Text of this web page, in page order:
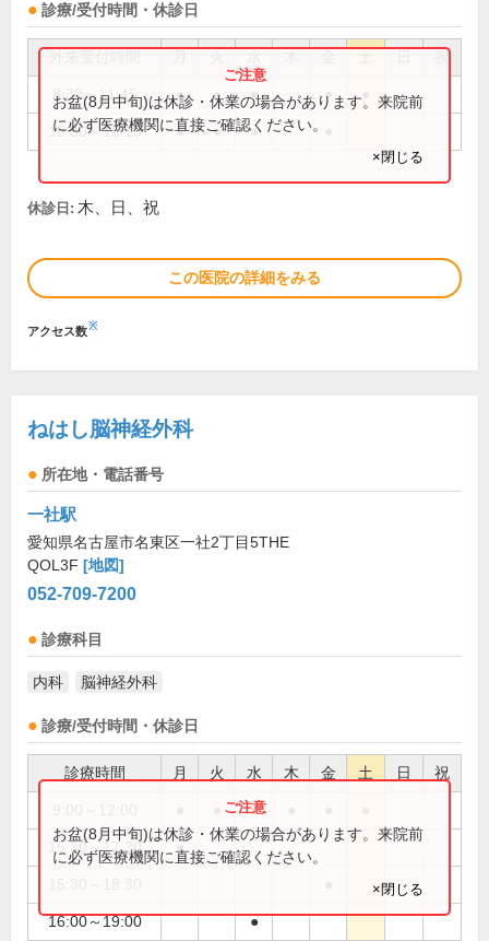
診療/受付時間・休診日
祝
8:30～11:45 ● ● ● ●
15:30～18:15 ● ● ●
お盆(8月中旬)は休診・休業の場合があります。来院前
に必ず医療機関に直接ご確認ください。
×閉じる
休診日: 木、日、祝
この医院の詳細をみる
アクセス数※
ねはし脳神経外科
所在地・電話番号
一社駅
愛知県名古屋市名東区一社2丁目5THE
QOL3F [地図]
052-709-7200
診療科目
内科 脳神経外科
診療/受付時間・休診日
診療時間 月 火 水 木 金 土 日 祝
●
15:30～17:30 ●
16:00～19:00 ●
お盆(8月中旬)は休診・休業の場合があります。来院前
に必ず医療機関に直接ご確認ください。
×閉じる